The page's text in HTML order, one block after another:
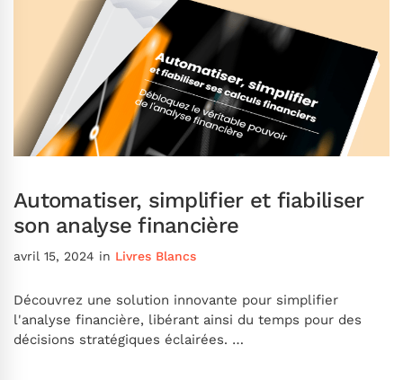
Automatiser, simplifier et fiabiliser
son analyse financière
avril 15, 2024 in Livres Blancs
Découvrez une solution innovante pour simplifier
l'analyse financière, libérant ainsi du temps pour des
décisions stratégiques éclairées. …